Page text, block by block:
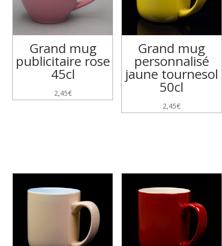
Grand mug
publicitaire rose
45cl
2,45€
Grand mug
personnalisé
jaune tournesol
50cl
2,45€